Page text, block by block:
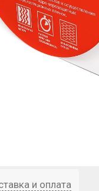
и оплата